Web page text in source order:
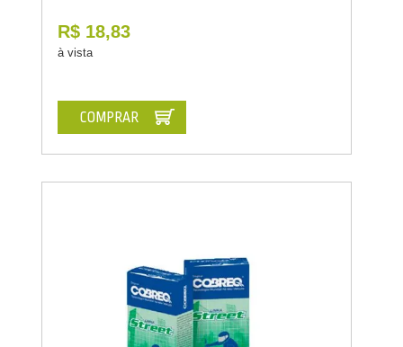
R$ 18,83
à vista
COMPRAR